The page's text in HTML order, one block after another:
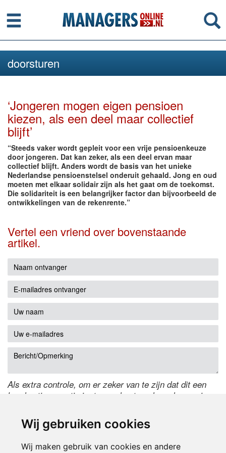
Wij gebruiken cookies
Wij maken gebruik van cookies en andere
Menu
doorsturen
‘Jongeren mogen eigen pensioen
kiezen, als een deel maar collectief
blijft’
“Steeds vaker wordt gepleit voor een vrije pensioenkeuze
door jongeren. Dat kan zeker, als een deel ervan maar
collectief blijft. Anders wordt de basis van het unieke
Nederlandse pensioenstelsel onderuit gehaald. Jong en oud
moeten met elkaar solidair zijn als het gaat om de toekomst.
Die solidariteit is een belangrijker factor dan bijvoorbeeld de
ontwikkelingen van de rekenrente.”
Vertel een vriend over bovenstaande
artikel.
Als extra controle, om er zeker van te zijn dat dit een
handmatige reactie is, typ onderstaande code over in
de code te wijzigen.